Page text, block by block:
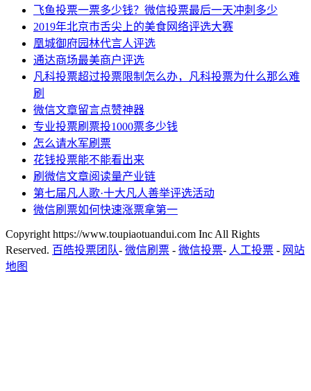
飞鱼投票一票多少钱？微信投票最后一天冲刺多少
2019年北京市舌尖上的美食网络评选大赛
凰城御府园林代言人评选
通达商场最美商户评选
凡科投票超过投票限制怎么办，凡科投票为什么那么难
刷
微信文章留言点赞神器
专业投票刷票投1000票多少钱
怎么请水军刷票
花钱投票能不能看出来
刷微信文章阅读量产业链
第七届凡人歌·十大凡人善举评选活动
微信刷票如何快速涨票拿第一
Copyright https://www.toupiaotuandui.com Inc All Rights
Reserved. 百皓投票团队- 微信刷票 - 微信投票- 人工投票 - 网站
地图